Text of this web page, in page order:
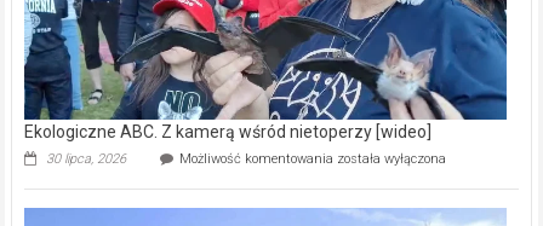
Ekologiczne ABC. Z kamerą wśród nietoperzy [wideo]
30 lipca, 2026 Możliwość komentowania Ekologiczne
kamerą
została wyłączona